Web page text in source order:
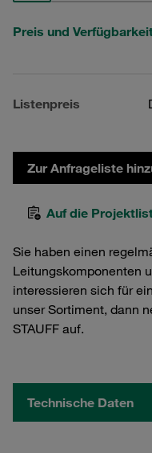
Preis und
Listenpreis
Zur Anfrageliste
Auf die
Sie haben einen
Leitungskomponenten
interessieren sich für
unser Sortiment, dann
STAUFF auf.
Technische Daten